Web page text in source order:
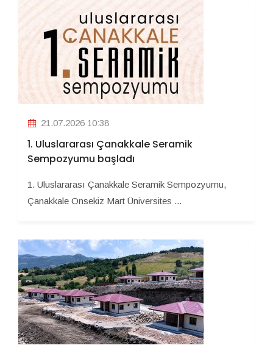
21.07.2026 10:38
1. Uluslararası Çanakkale Seramik
Sempozyumu başladı
1. Uluslararası Çanakkale Seramik Sempozyumu,
Çanakkale Onsekiz Mart Üniversites ...